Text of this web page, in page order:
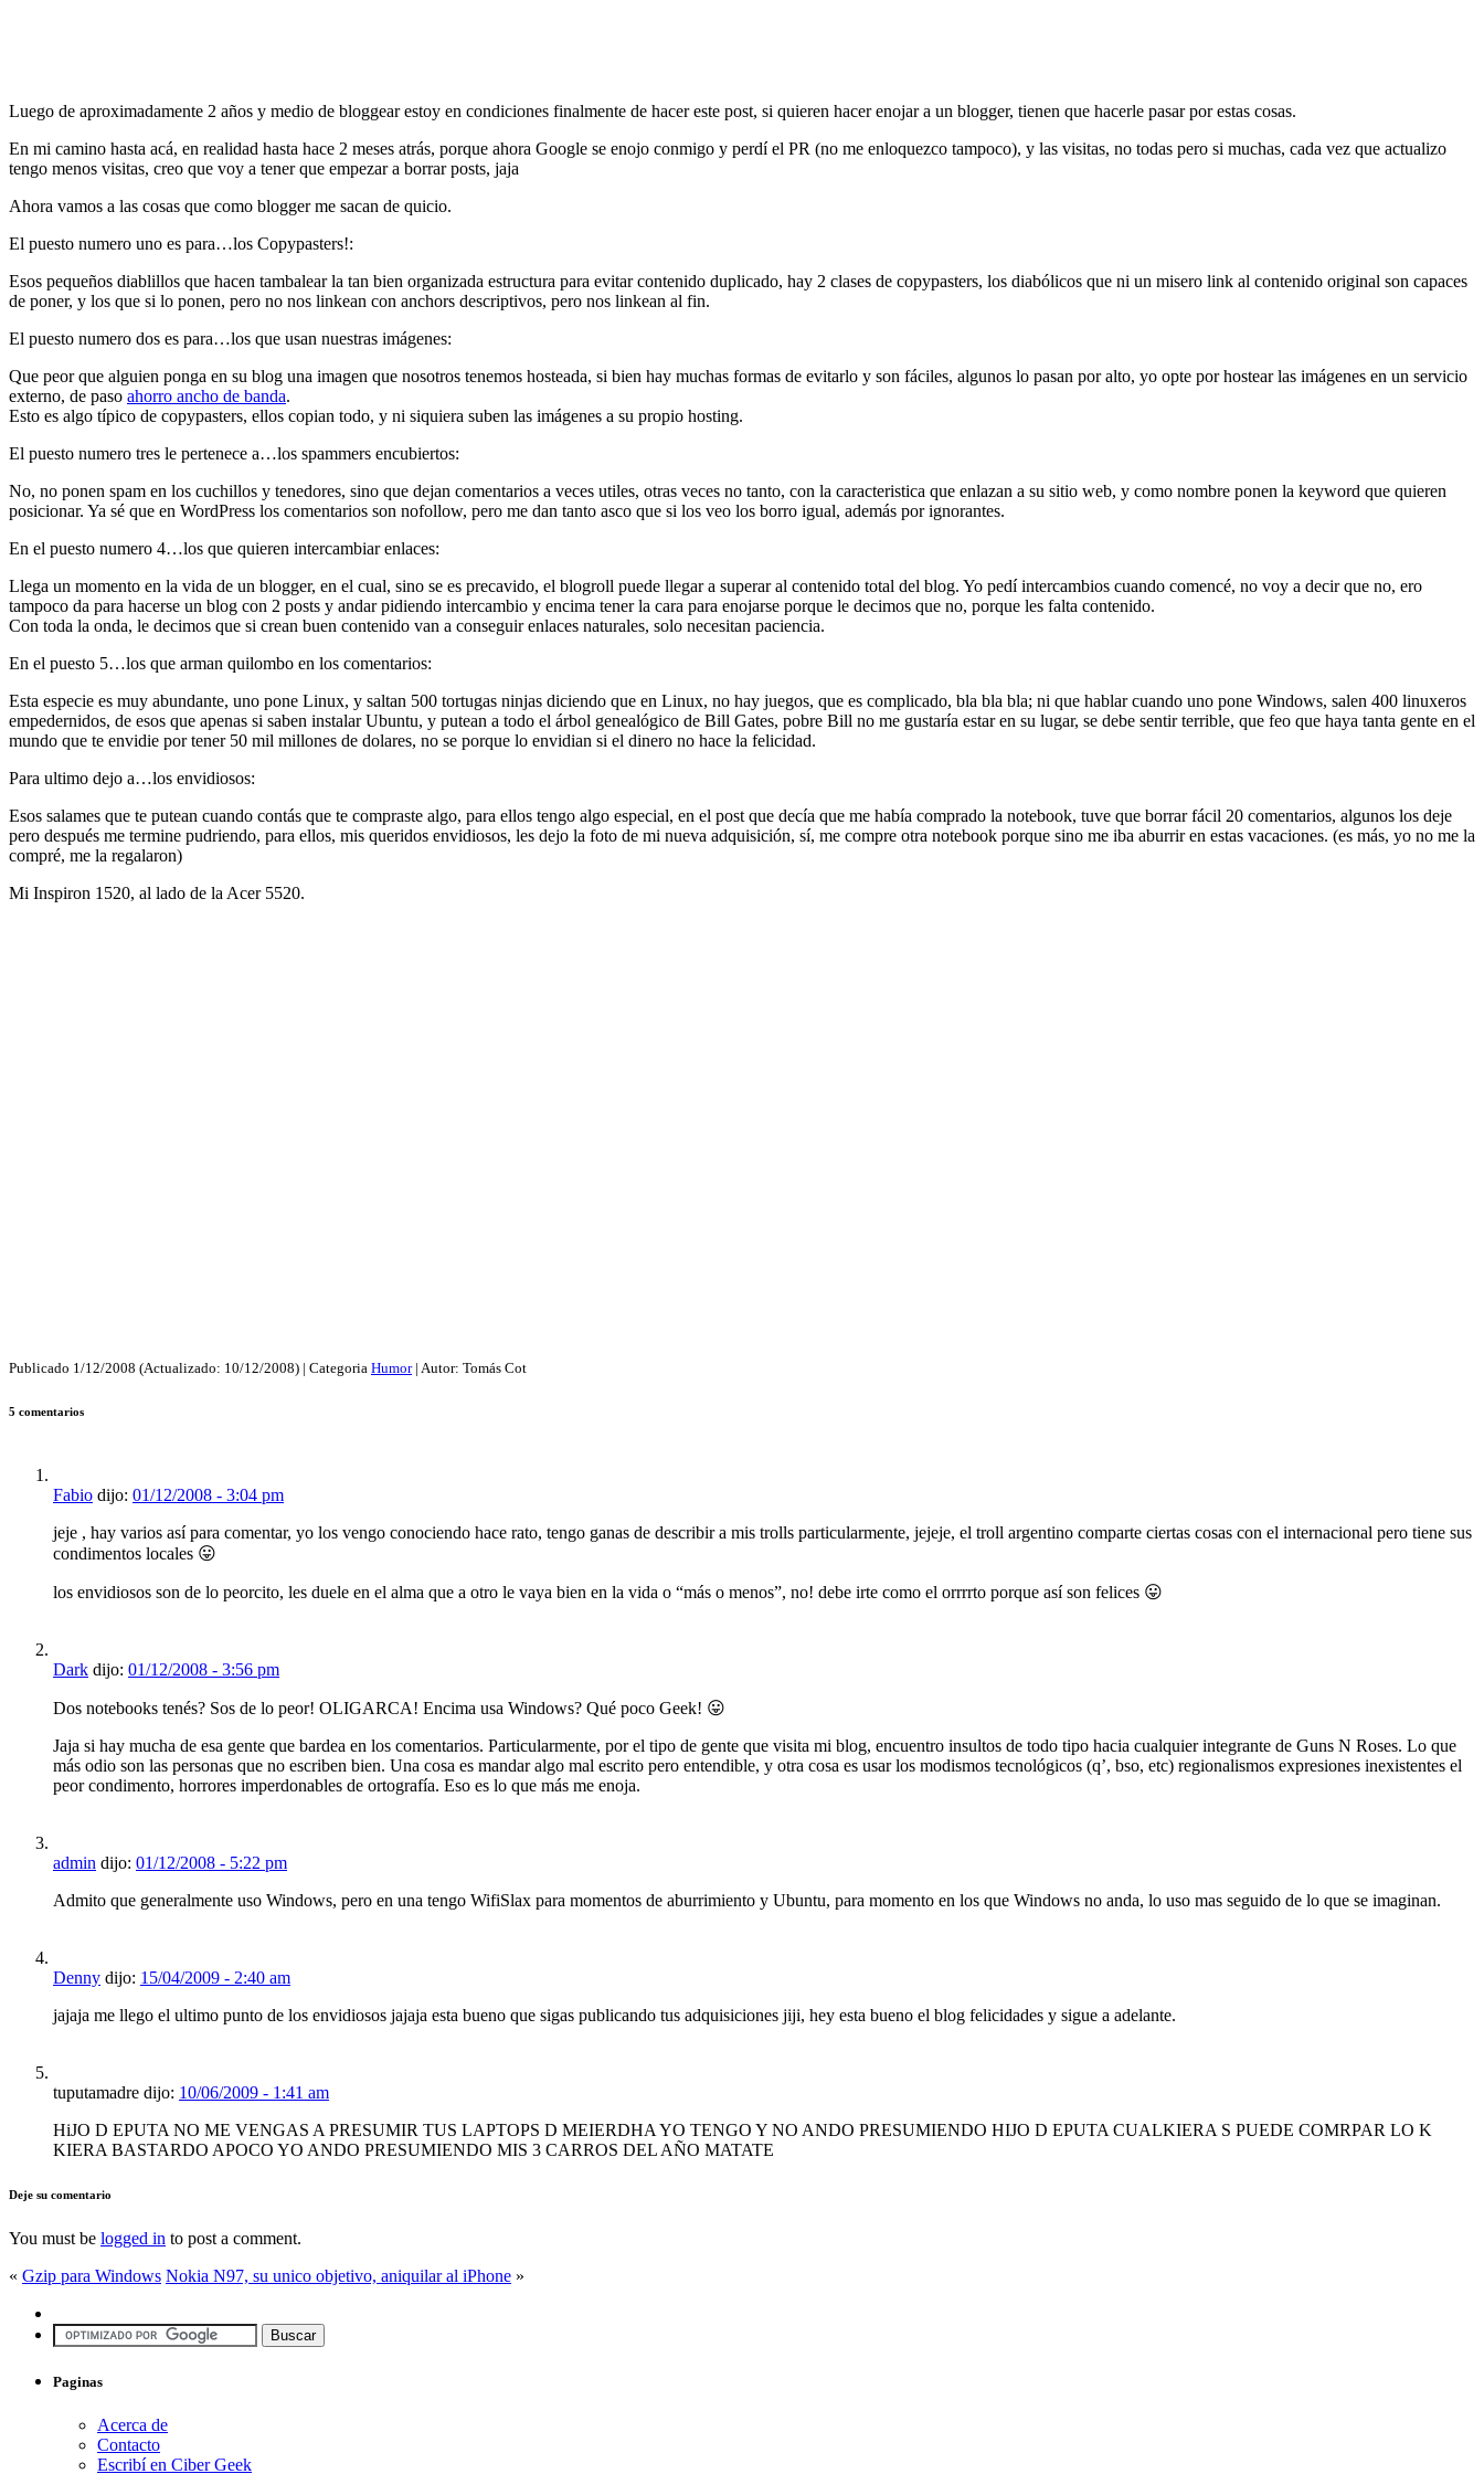
Luego de aproximadamente 2 años y medio de bloggear estoy en condiciones finalmente de hacer este post, si quieren hacer enojar a un blogger, tienen que hacerle pasar por estas cosas.
En mi camino hasta acá, en realidad hasta hace 2 meses atrás, porque ahora Google se enojo conmigo y perdí el PR (no me enloquezco tampoco), y las visitas, no todas pero si muchas, cada vez que actualizo
tengo menos visitas, creo que voy a tener que empezar a borrar posts, jaja
Ahora vamos a las cosas que como blogger me sacan de quicio.
El puesto numero uno es para…los Copypasters!:
Esos pequeños diablillos que hacen tambalear la tan bien organizada estructura para evitar contenido duplicado, hay 2 clases de copypasters, los diabólicos que ni un misero link al contenido original son capaces
de poner, y los que si lo ponen, pero no nos linkean con anchors descriptivos, pero nos linkean al fin.
El puesto numero dos es para…los que usan nuestras imágenes:
Que peor que alguien ponga en su blog una imagen que nosotros tenemos hosteada, si bien hay muchas formas de evitarlo y son fáciles, algunos lo pasan por alto, yo opte por hostear las imágenes en un servicio
externo, de paso ahorro ancho de banda.
Esto es algo típico de copypasters, ellos copian todo, y ni siquiera suben las imágenes a su propio hosting.
El puesto numero tres le pertenece a…los spammers encubiertos:
No, no ponen spam en los cuchillos y tenedores, sino que dejan comentarios a veces utiles, otras veces no tanto, con la caracteristica que enlazan a su sitio web, y como nombre ponen la keyword que quieren
posicionar. Ya sé que en WordPress los comentarios son nofollow, pero me dan tanto asco que si los veo los borro igual, además por ignorantes.
En el puesto numero 4…los que quieren intercambiar enlaces:
Llega un momento en la vida de un blogger, en el cual, sino se es precavido, el blogroll puede llegar a superar al contenido total del blog. Yo pedí intercambios cuando comencé, no voy a decir que no, ero
tampoco da para hacerse un blog con 2 posts y andar pidiendo intercambio y encima tener la cara para enojarse porque le decimos que no, porque les falta contenido.
Con toda la onda, le decimos que si crean buen contenido van a conseguir enlaces naturales, solo necesitan paciencia.
En el puesto 5…los que arman quilombo en los comentarios:
Esta especie es muy abundante, uno pone Linux, y saltan 500 tortugas ninjas diciendo que en Linux, no hay juegos, que es complicado, bla bla bla; ni que hablar cuando uno pone Windows, salen 400 linuxeros
empedernidos, de esos que apenas si saben instalar Ubuntu, y putean a todo el árbol genealógico de Bill Gates, pobre Bill no me gustaría estar en su lugar, se debe sentir terrible, que feo que haya tanta gente en el
mundo que te envidie por tener 50 mil millones de dolares, no se porque lo envidian si el dinero no hace la felicidad.
Para ultimo dejo a…los envidiosos:
Esos salames que te putean cuando contás que te compraste algo, para ellos tengo algo especial, en el post que decía que me había comprado la notebook, tuve que borrar fácil 20 comentarios, algunos los deje
pero después me termine pudriendo, para ellos, mis queridos envidiosos, les dejo la foto de mi nueva adquisición, sí, me compre otra notebook porque sino me iba aburrir en estas vacaciones. (es más, yo no me la
compré, me la regalaron)
Mi Inspiron 1520, al lado de la Acer 5520.
Publicado 1/12/2008 (Actualizado: 10/12/2008) | Categoria Humor| Autor: Tomás Cot
5 comentarios
Fabio dijo: 01/12/2008 - 3:04 pm
jeje , hay varios así para comentar, yo los vengo conociendo hace rato, tengo ganas de describir a mis trolls particularmente, jejeje, el troll argentino comparte ciertas cosas con el internacional pero tiene sus
condimentos locales 😛
los envidiosos son de lo peorcito, les duele en el alma que a otro le vaya bien en la vida o “más o menos”, no! debe irte como el orrrrto porque así son felices 😛
Dark dijo: 01/12/2008 - 3:56 pm
Dos notebooks tenés? Sos de lo peor! OLIGARCA! Encima usa Windows? Qué poco Geek! 😛
Jaja si hay mucha de esa gente que bardea en los comentarios. Particularmente, por el tipo de gente que visita mi blog, encuentro insultos de todo tipo hacia cualquier integrante de Guns N Roses. Lo que
más odio son las personas que no escriben bien. Una cosa es mandar algo mal escrito pero entendible, y otra cosa es usar los modismos tecnológicos (q’, bso, etc) regionalismos expresiones inexistentes el
peor condimento, horrores imperdonables de ortografía. Eso es lo que más me enoja.
admin dijo: 01/12/2008 - 5:22 pm
Admito que generalmente uso Windows, pero en una tengo WifiSlax para momentos de aburrimiento y Ubuntu, para momento en los que Windows no anda, lo uso mas seguido de lo que se imaginan.
Denny dijo: 15/04/2009 - 2:40 am
jajaja me llego el ultimo punto de los envidiosos jajaja esta bueno que sigas publicando tus adquisiciones jiji, hey esta bueno el blog felicidades y sigue a adelante.
tuputamadre dijo: 10/06/2009 - 1:41 am
HiJO D EPUTA NO ME VENGAS A PRESUMIR TUS LAPTOPS D MEIERDHA YO TENGO Y NO ANDO PRESUMIENDO HIJO D EPUTA CUALKIERA S PUEDE COMRPAR LO K
KIERA BASTARDO APOCO YO ANDO PRESUMIENDO MIS 3 CARROS DEL AÑO MATATE
Deje su comentario
You must be logged in to post a comment.
« Gzip para Windows Nokia N97, su unico objetivo, aniquilar al iPhone »
Paginas
Acerca de
Contacto
Escribí en Ciber Geek